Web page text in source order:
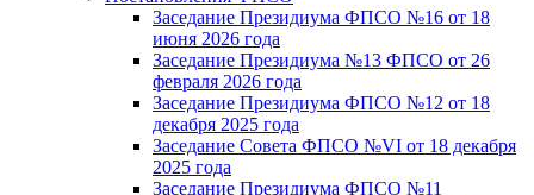
Заседание Президиума ФПСО №16 от 18
июня 2026 года
Заседание Президиума №13 ФПСО от 26
февраля 2026 года
Заседание Президиума ФПСО №12 от 18
декабря 2025 года
Заседание Совета ФПСО №VI от 18 декабря
2025 года
Заседание Президиума ФПСО №11